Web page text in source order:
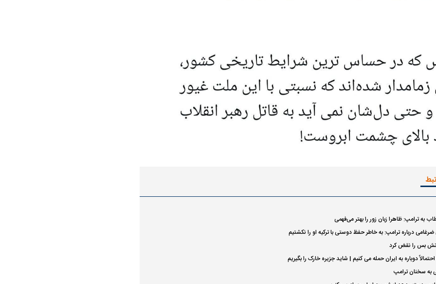
به ترامپ: ظاهرا زبان زور را بهتر می‌فهمی
درباره ترامپ: به خاطر حفظ دوستی با ترکیه او را نکشتیم
بس را نقض کرد
دوباره به ایران حمله می کنیم | شاید جزیره خارک را بگیریم
به سخنان ترامپ